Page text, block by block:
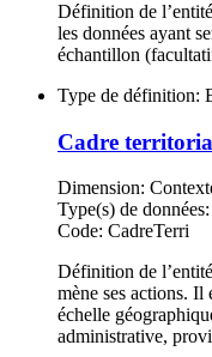
Définition de
les données ayant
échantillon
Type de définition:
Cadre
Dimension:
Type(s) de données:
Code: CadreTerri
Définition de
mène ses actions. Il
échelle
administrative,